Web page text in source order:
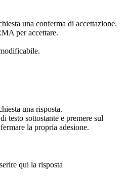
una conferma di accettazione.
per accettare.
una risposta.
testo sottostante e premere sul
la propria adesione.
qui la risposta